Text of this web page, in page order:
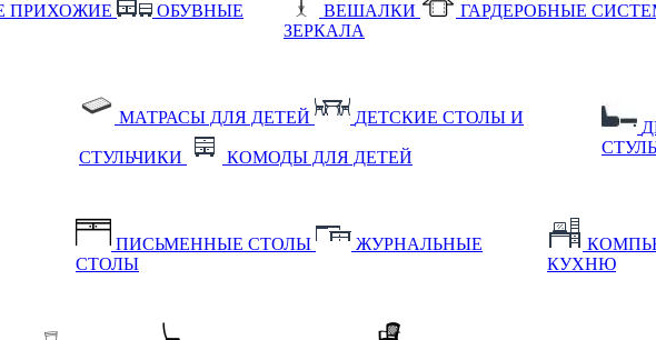
ПРИХОЖИЕ
ОБУВНЫЕ
ВЕШАЛКИ
ГАРДЕРОБНЫЕ
ЗЕРКАЛА
МАТРАСЫ ДЛЯ ДЕТЕЙ ДЕТСКИЕ СТОЛЫ И
СТУЛЬЧИКИ КОМОДЫ ДЛЯ ДЕТЕЙ
ПИСЬМЕННЫЕ СТОЛЫ
ЖУРНАЛЬНЫЕ
СТОЛЫ
КУХНЮ